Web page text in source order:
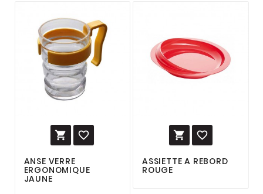
 
ANSE VERRE
ERGONOMIQUE
JAUNE
 
ASSIETTE A REBORD
ROUGE